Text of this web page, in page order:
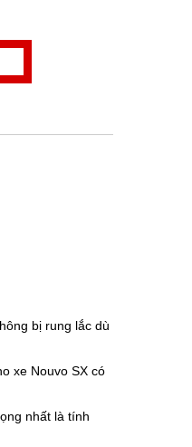
bị rung lắc dù
xe Nouvo SX có
nhất là tính